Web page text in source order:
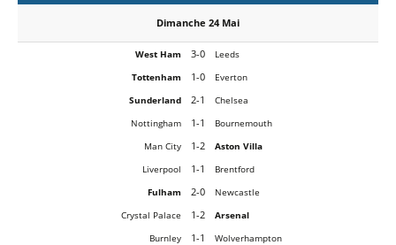
Dimanche 24 Mai
West Ham 3-0
Leeds
Tottenham
1-0
Everton
Sunderland
2-1
Chelsea
Nottingham
1-1
Bournemouth
Man City
1-2
Aston Villa
Liverpool
1-1
Brentford
Fulham
2-0
Newcastle
Crystal Palace
1-2
Arsenal
Burnley
1-1
Wolverhampton